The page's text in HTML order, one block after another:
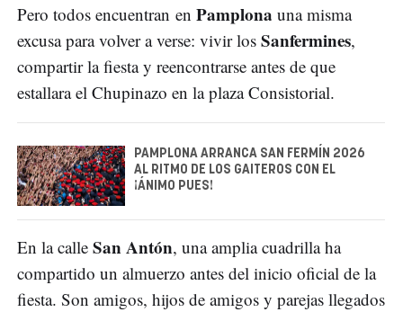
Pero todos encuentran en Pamplona una misma
excusa para volver a verse: vivir los Sanfermines,
compartir la fiesta y reencontrarse antes de que
estallara el Chupinazo en la plaza Consistorial.
PAMPLONA ARRANCA SAN FERMÍN 2026
AL RITMO DE LOS GAITEROS CON EL
¡ÁNIMO PUES!
En la calle San Antón, una amplia cuadrilla ha
compartido un almuerzo antes del inicio oficial de la
fiesta. Son amigos, hijos de amigos y parejas llegados